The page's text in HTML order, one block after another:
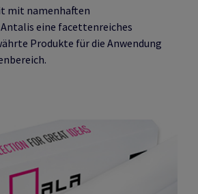
mit namenhaften
eine facettenreiches
Produkte für die Anwendung